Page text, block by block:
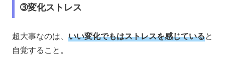
➂変化ストレス
超大事なのは、 いい変化でもはストレスを感じていると
自覚すること。